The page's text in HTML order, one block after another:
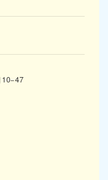
10−47